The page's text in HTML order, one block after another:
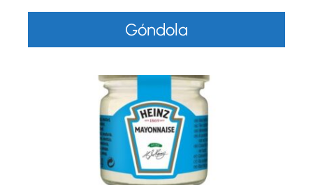
Góndola